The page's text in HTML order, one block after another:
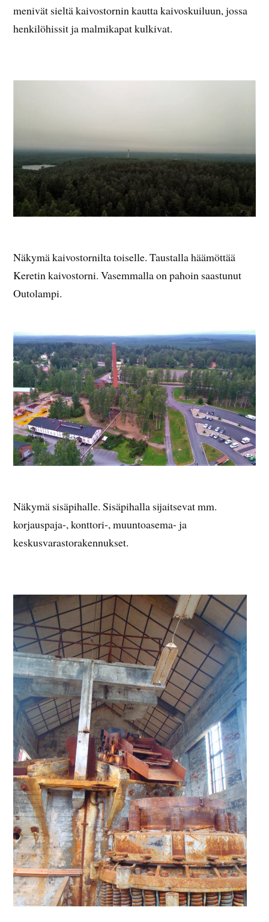
menivät sieltä kaivostornin kautta kaivoskuiluun, jossa
henkilöhissit ja malmikapat kulkivat.
Näkymä kaivostornilta toiselle. Taustalla häämöttää
Keretin kaivostorni. Vasemmalla on pahoin saastunut
Outolampi.
Näkymä sisäpihalle. Sisäpihalla sijaitsevat mm.
korjauspaja-, konttori-, muuntoasema- ja
keskusvarastorakennukset.